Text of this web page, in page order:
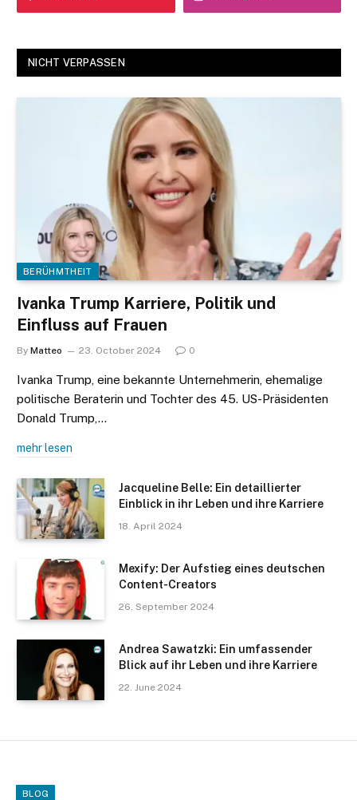
NICHT VERPASSEN
BERÜHMTHEIT
Ivanka Trump Karriere, Politik und
Einfluss auf Frauen
By Matteo 23. October 2024 0
Ivanka Trump, eine bekannte Unternehmerin, ehemalige
politische Beraterin und Tochter des 45. US-Präsidenten
Donald Trump,…
mehr lesen
Jacqueline Belle: Ein detaillierter
Einblick in ihr Leben und ihre Karriere
18. April 2024
Mexify: Der Aufstieg eines deutschen
Content-Creators
26. September 2024
Andrea Sawatzki: Ein umfassender
Blick auf ihr Leben und ihre Karriere
22. June 2024
BLOG